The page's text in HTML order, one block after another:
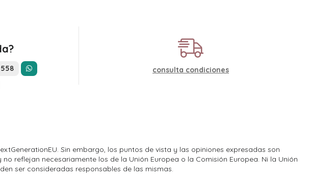
consulta condiciones
Sin embargo, los puntos de vista y las opiniones expresadas son
reflejan necesariamente los de la Unión Europea o la Comisión Europea. Ni la Unión
ser consideradas responsables de las mismas.